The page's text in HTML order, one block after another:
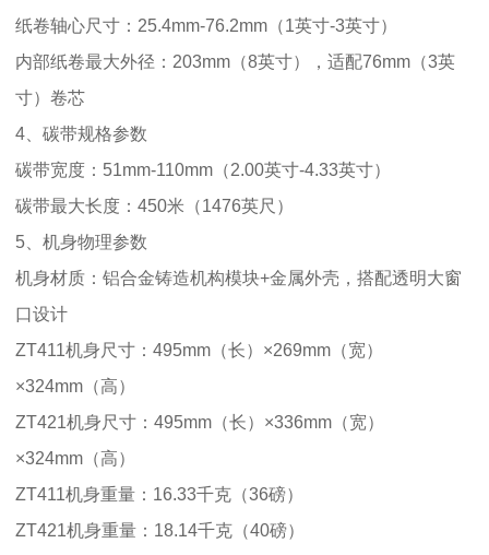
纸卷轴心尺寸：25.4mm-76.2mm（1英寸-3英寸）
内部纸卷最大外径：203mm（8英寸），适配76mm（3英
寸）卷芯
4、碳带规格参数
碳带宽度：51mm-110mm（2.00英寸-4.33英寸）
碳带最大长度：450米（1476英尺）
5、机身物理参数
机身材质：铝合金铸造机构模块+金属外壳，搭配透明大窗
口设计
ZT411机身尺寸：495mm（长）×269mm（宽）
×324mm（高）
ZT421机身尺寸：495mm（长）×336mm（宽）
×324mm（高）
ZT411机身重量：16.33千克（36磅）
ZT421机身重量：18.14千克（40磅）